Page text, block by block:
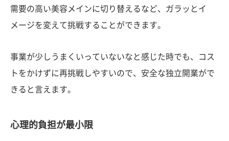
需要の高い美容メインに切り替えるなど、ガラッとイ
メージを変えて挑戦することができます。
事業が少しうまくいっていないなと感じた時でも、コス
トをかけずに再挑戦しやすいので、安全な独立開業がで
きると言えます。
心理的負担が最小限